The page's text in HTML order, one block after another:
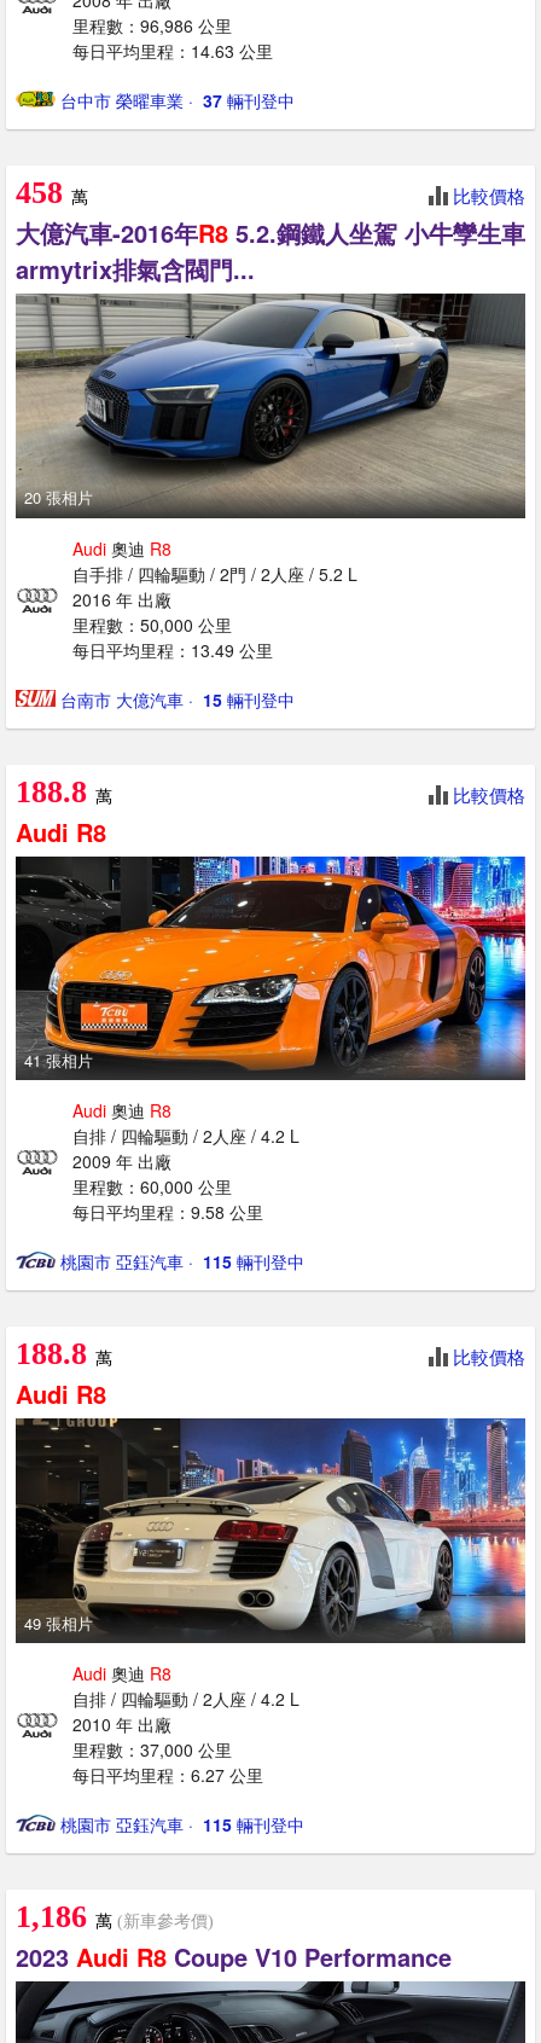
里程數：96,986 公里
每日平均里程：14.63 公里
台中市 榮曜車業 · ‎ 37 輛刊登中
458 萬 比較價格
大億汽車-2016年R8 5.2.鋼鐵人坐駕 小牛孿生車
armytrix排氣含閥門...
20 張相片
Audi 奧迪 R8
自手排 / 四輪驅動 / 2門 / 2人座 / 5.2 L
2016 年 出廠
里程數：50,000 公里
每日平均里程：13.49 公里
台南市 大億汽車 · ‎ 15 輛刊登中
188.8 萬 比較價格
Audi R8
41 張相片
Audi 奧迪 R8
自排 / 四輪驅動 / 2人座 / 4.2 L
2009 年 出廠
里程數：60,000 公里
每日平均里程：9.58 公里
桃園市 亞鈺汽車 · ‎ 115 輛刊登中
188.8 萬 比較價格
Audi R8
49 張相片
Audi 奧迪 R8
自排 / 四輪驅動 / 2人座 / 4.2 L
2010 年 出廠
里程數：37,000 公里
每日平均里程：6.27 公里
桃園市 亞鈺汽車 · ‎ 115 輛刊登中
1,186 萬 (新車參考價)
2023 Audi R8 Coupe V10 Performance